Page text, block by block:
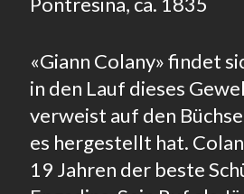
«Giann Colany» findet
in den Lauf dieses
verweist auf den
es hergestellt hat.
19 Jahren der beste